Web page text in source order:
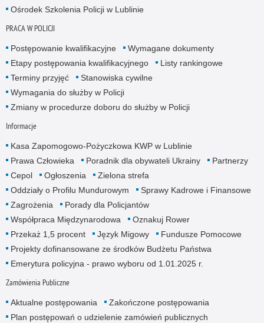
Ośrodek Szkolenia Policji w Lublinie
PRACA W POLICJI
Postępowanie kwalifikacyjne
Wymagane dokumenty
Etapy postępowania kwalifikacyjnego
Listy rankingowe
Terminy przyjęć
Stanowiska cywilne
Wymagania do służby w Policji
Zmiany w procedurze doboru do służby w Policji
Informacje
Kasa Zapomogowo-Pożyczkowa KWP w Lublinie
Prawa Człowieka
Poradnik dla obywateli Ukrainy
Partnerzy
Cepol
Ogłoszenia
Zielona strefa
Oddziały o Profilu Mundurowym
Sprawy Kadrowe i Finansowe
Zagrożenia
Porady dla Policjantów
Współpraca Międzynarodowa
Oznakuj Rower
Przekaż 1,5 procent
Język Migowy
Fundusze Pomocowe
Projekty dofinansowane ze środków Budżetu Państwa
Emerytura policyjna - prawo wyboru od 1.01.2025 r.
Zamówienia Publiczne
Aktualne postępowania
Zakończone postępowania
Plan postępowań o udzielenie zamówień publicznych